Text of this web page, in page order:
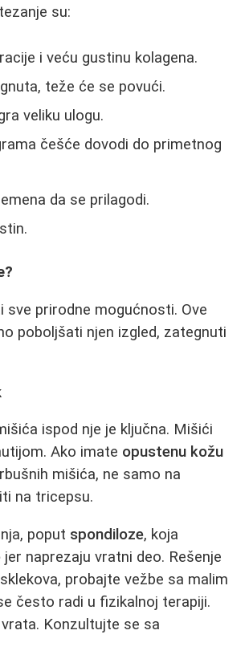
su:
i veću gustinu kolagena.
teže će se povući.
veliku ulogu.
češće dovodi do primetnog
da se prilagodi.
prirodne mogućnosti. Ove
poboljšati njen izgled, zategnuti
ispod nje je ključna. Mišići
Ako imate opustenu kožu
mišića, ne samo na
na tricepsu.
poput spondiloze, koja
jer naprezaju vratni deo. Rešenje
probajte vežbe sa malim
često radi u fizikalnoj terapiji.
Konzultujte se sa